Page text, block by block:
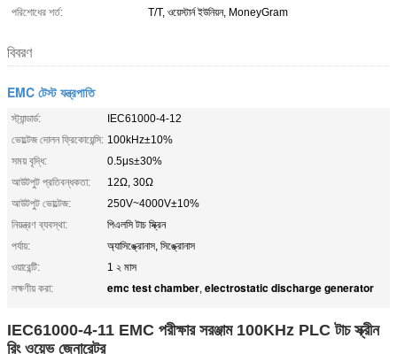
পরিশোধের শর্ত:
T/T, ওয়েস্টার্ন ইউনিয়ন, MoneyGram
বিবরণ
EMC টেস্ট যন্ত্রপাতি
স্ট্যান্ডার্ড:
IEC61000-4-12
ভোল্টেজ দোলন ফ্রিকোয়েন্সি: 100kHz±10%
সময় বৃদ্ধি:
0.5μs±30%
আউটপুট প্রতিবন্ধকতা:
12Ω, 30Ω
আউটপুট ভোল্টেজ:
250V~4000V±10%
নিয়ন্ত্রণ ব্যবস্থা:
পিএলসি টাচ স্ক্রিন
পর্যায়:
অ্যাসিঙ্ক্রোনাস, সিঙ্ক্রোনাস
ওয়ারেন্টি:
1 ২ মাস
লক্ষণীয় করা:
emc test chamber, electrostatic discharge generator
IEC61000-4-11 EMC পরীক্ষার সরঞ্জাম 100KHz PLC টাচ স্ক্রীন
রিং ওয়েভ জেনারেটর